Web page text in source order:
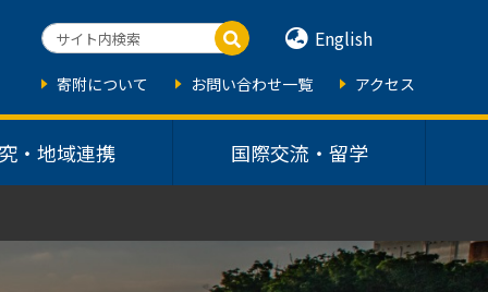
・地域連携 国際交流・留学
English
寄附について お問い合わせ一覧 アクセス